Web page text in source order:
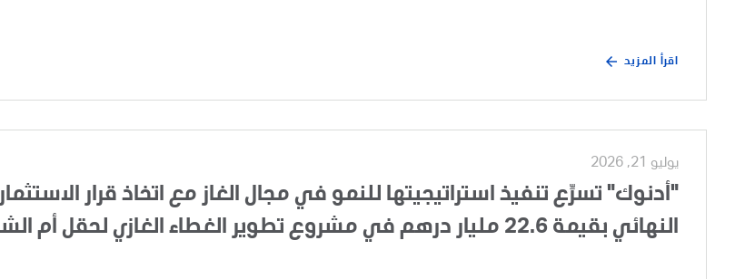
اقرأ المزيد
يوليو 21, 2026
"أدنوك" تسرِّع تنفيذ استراتيجيتها للنمو في مجال الغاز مع اتخاذ قرار الاستثمار
النهائي بقيمة 22.6 مليار درهم في مشروع تطوير الغطاء الغازي لحقل أم الشيف